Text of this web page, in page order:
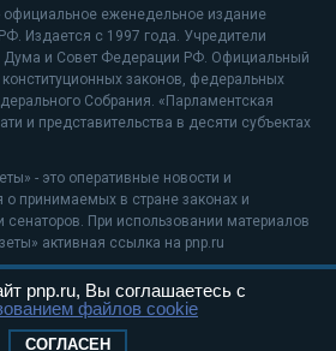
официальное еженедельное издание
Издается с 1997 года. Учредители
Дума и Совет Федерации РФ. Официальный
законов, федеральных
Собрания. «Парламентская
и представительства в десяти субъектах
- это оперативные новости и
принимаемых в стране законах и
сенаторов. При использовании материалов
активная ссылка на pnp.ru
применяютсярекомендательные
данных
pnp.ru, Вы соглашаетесь с
файлов cookie
СОГЛАСЕН